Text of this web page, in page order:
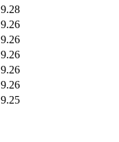
9.28
9.26
9.26
9.26
9.26
9.26
9.25